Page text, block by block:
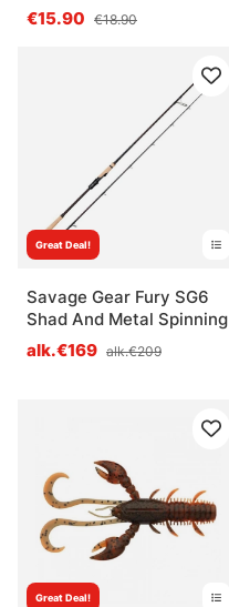
€15.90 €18.90
Great Deal!
Savage Gear Fury SG6
Shad And Metal Spinning
alk.€169 alk.€209
Great Deal!